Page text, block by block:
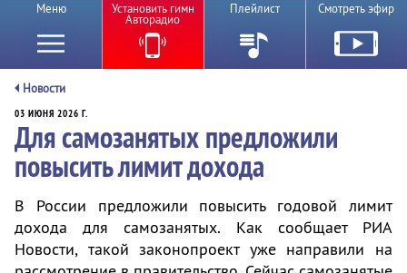
Меню Установить гимн
Авторадио
Плейлист Смотреть эфир
Новости
03 ИЮНЯ 2026 Г.
Для самозанятых предложили
повысить лимит дохода
В России предложили повысить годовой лимит
дохода для самозанятых. Как сообщает РИА
Новости, такой законопроект уже направили на